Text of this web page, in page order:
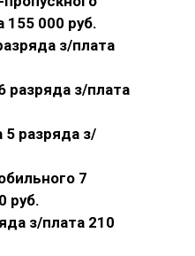
155 000 руб.
з/плата
разряда з/плата
разряда з/
7
руб.
з/плата 210